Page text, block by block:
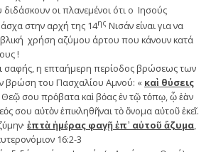
οι πλανεμένοι ότι ο Ιησούς
στην αρχή της 14ης Νισάν είναι για να
χρήση αζύμου άρτου που κάνουν κατά
!
σαφής, η επταήμερη περίοδος βρώσεως των
βρώση του Πασχαλίου Αμνού: « καὶ θύσεις
σου πρόβατα καὶ βόας ἐν τῷ τόπῳ, ᾧ ἐὰν
σου αὐτὸν ἐπικληθῆναι τὸ ὄνομα αὐτοῦ ἐκεῖ.
ἑπτὰ ἡμέρας φαγῇ ἐπ᾿ αὐτοῦ ἄζυμα,
16:2-3